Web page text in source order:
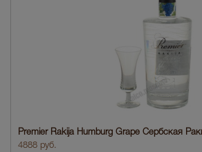
Premier Rakija Humburg Grape Сербская
4888 руб.